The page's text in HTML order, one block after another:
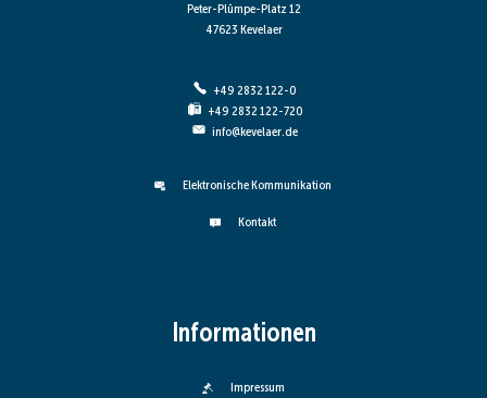
Peter-Plümpe-Platz 12
47623 Kevelaer
+49 2832 122-0
+49 2832 122-720
info@kevelaer.de
Elektronische Kommunikation
Kontakt
Informationen
Impressum